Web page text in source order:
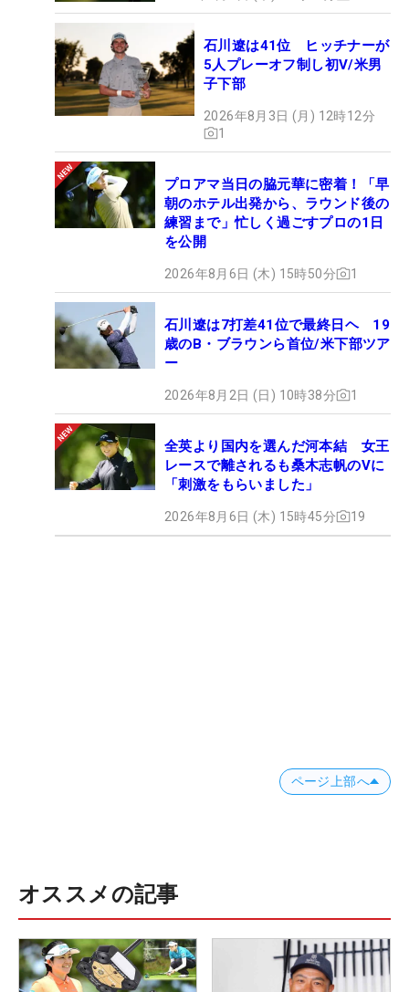
石川遼は41位 ヒッチナーが
5人プレーオフ制し初V/米男
子下部
2026年8月3日 (月) 12時12分
1
プロアマ当日の脇元華に密着！「早
朝のホテル出発から、ラウンド後の
練習まで」忙しく過ごすプロの1日
を公開
2026年8月6日 (木) 15時50分 1
石川遼は7打差41位で最終日ヘ 19
歳のB・ブラウンら首位/米下部ツア
ー
2026年8月2日 (日) 10時38分 1
全英より国内を選んだ河本結 女王
レースで離されるも桑木志帆のVに
「刺激をもらいました」
2026年8月6日 (木) 15時45分 19
ページ上部へ
オススメの記事